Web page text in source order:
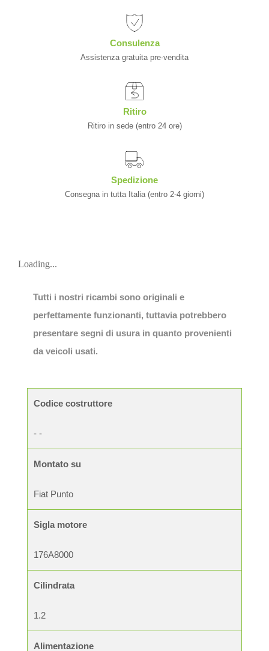
Consulenza
Assistenza gratuita pre-vendita
Ritiro
Ritiro in sede (entro 24 ore)
Spedizione
Consegna in tutta Italia (entro 2-4 giorni)
Loading...
Tutti i nostri ricambi sono originali e
perfettamente funzionanti, tuttavia potrebbero
presentare segni di usura in quanto provenienti
da veicoli usati.
Codice costruttore
- -
Montato su
Fiat Punto
Sigla motore
176A8000
Cilindrata
1.2
Alimentazione